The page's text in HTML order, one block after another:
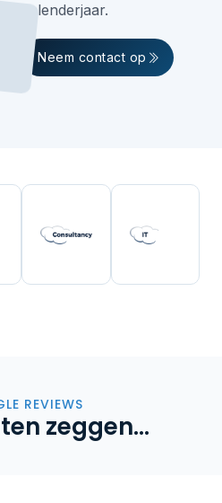
kalenderjaar.
Neem contact op
REVIEWS
zeggen...